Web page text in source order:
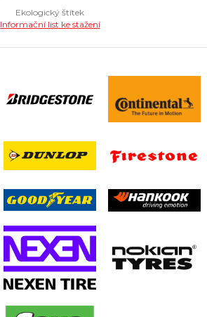
Ekologický štítek
Informační list ke stažení